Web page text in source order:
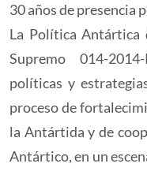
30 años de presencia
La Política Antártica
Supremo 014-
políticas y
proceso de
la Antártida y de
Antártico, en un